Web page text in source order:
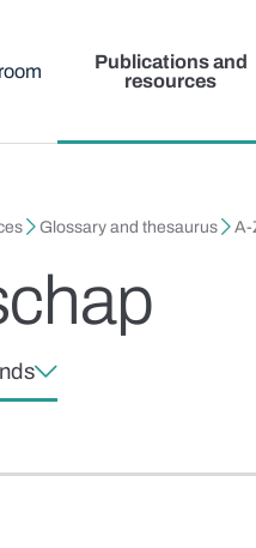
Publications and
resources
Glossary and thesaurus A-